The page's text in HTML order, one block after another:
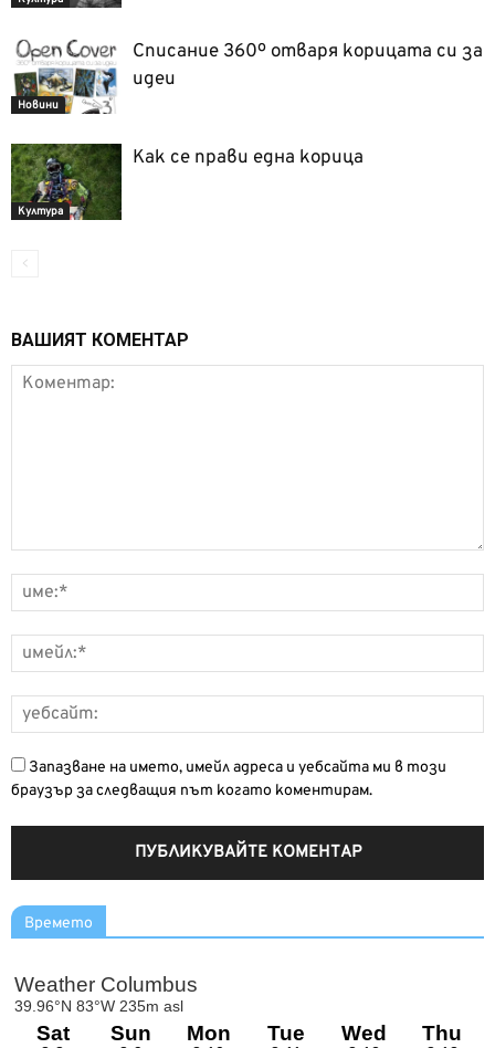
Новини
Списание 360º отваря корицата си за
идеи
Култура
Как се прави една корица
ВАШИЯТ КОМЕНТАР
Запазване на името, имейл адреса и уебсайта ми в този
браузър за следващия път когато коментирам.
Времето